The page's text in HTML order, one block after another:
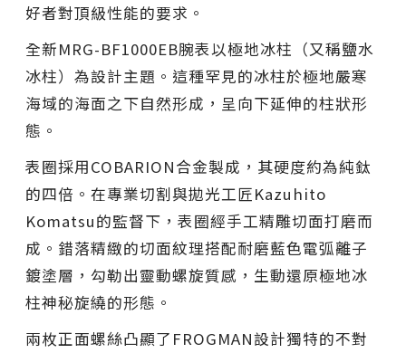
好者對頂級性能的要求。
全新MRG-BF1000EB腕表以極地冰柱（又稱鹽水
冰柱）為設計主題。這種罕見的冰柱於極地嚴寒
海域的海面之下自然形成，呈向下延伸的柱狀形
態。
表圈採用COBARION合金製成，其硬度約為純鈦
的四倍。在專業切割與拋光工匠Kazuhito
Komatsu的監督下，表圈經手工精雕切面打磨而
成。錯落精緻的切面紋理搭配耐磨藍色電弧離子
鍍塗層，勾勒出靈動螺旋質感，生動還原極地冰
柱神秘旋繞的形態。
兩枚正面螺絲凸顯了FROGMAN設計獨特的不對